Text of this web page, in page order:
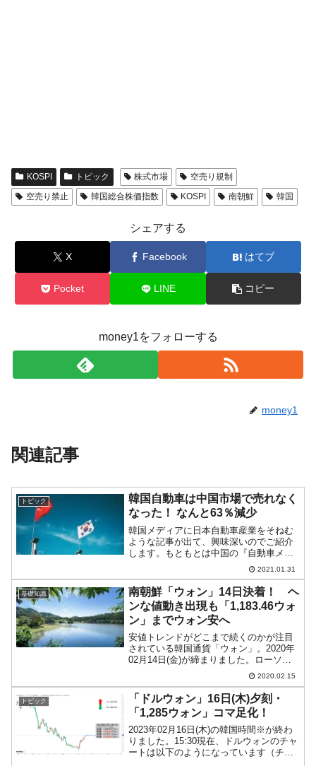
KOSPI トピック 株式市場
空売り規制
空売り禁止
韓国総合株価指数 KOSPI 南朝鮮 韓国
シェアする
X Facebook はてブ
Pocket LINE コピー
money1をフォローする
money1
関連記事
トピック
韓国自動車は中国市場で売れなく
なった！ なんと63％減少
韓国メディアに日本自動車産業をそねむ
ような記事が出て、興味深いのでご紹介
します。もともとは中国の『自動車メー
カー協会』（CAAM）が公表したデータ
を基にしています。2020年は日本の『ト
ヨタ』が『フォルクスワーゲン』を抜い
て、世界での自動車...
2021.01.31
基礎知識
南朝鮮「ウォン」14日決着！ ヘ
ンな値動き出現も「1,183.46ウォ
ン」までウォン安へ
安値トレンドがどこまで続くのかが注目
されている韓国通貨「ウォン」。2020年
02月14日(金)が締まりました。ローソク
足1本が1日の値動きを示す「日足」のド
ルウォンチャートは以下のようになって
います（チャートは『Investing.com』...
2020.02.15
トピック
「ドルウォン」16日(木)夕刻・
「1,285ウォン」コマ足化！
2023年02月16日(木)の韓国時間※が終わ
りました。15:30現在、ドルウォンのチャ
ートは以下のようになっています（チャ
ートは『Investing.com』より引用）。上